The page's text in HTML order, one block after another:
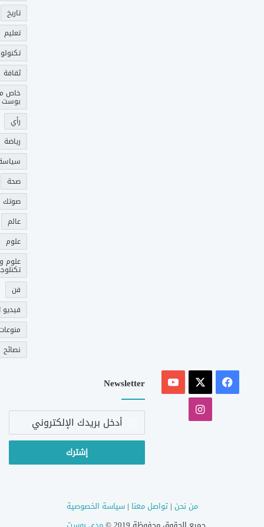
تاريخ
تعليم
ثقافة
خاص
بوست
رأي
رياضة
صحة
عالم
علوم
علوم و
فن
فيديو
نصائح
فيسبوك
‫YouTube
انستقرام
Newsletter
أدخل
الإلكتروني
من نحن |تواصل معنا |سياسة الخصوصية